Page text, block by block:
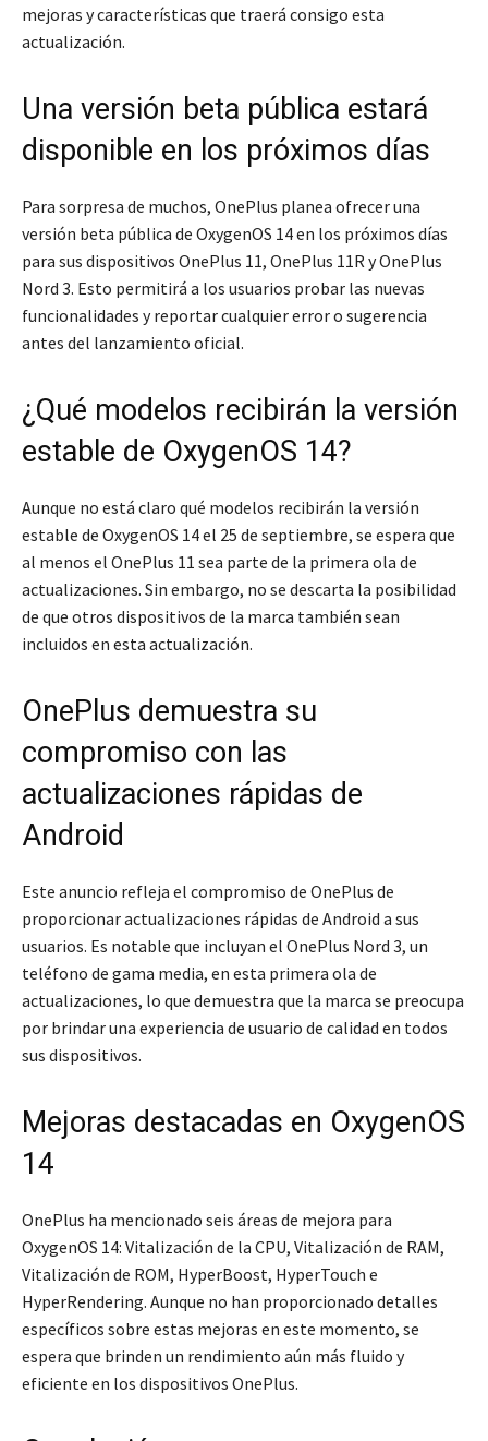
mejoras y características que traerá consigo esta
actualización.
Una versión beta pública estará
disponible en los próximos días
Para sorpresa de muchos, OnePlus planea ofrecer una
versión beta pública de OxygenOS 14 en los próximos días
para sus dispositivos OnePlus 11, OnePlus 11R y OnePlus
Nord 3. Esto permitirá a los usuarios probar las nuevas
funcionalidades y reportar cualquier error o sugerencia
antes del lanzamiento oficial.
¿Qué modelos recibirán la versión
estable de OxygenOS 14?
Aunque no está claro qué modelos recibirán la versión
estable de OxygenOS 14 el 25 de septiembre, se espera que
al menos el OnePlus 11 sea parte de la primera ola de
actualizaciones. Sin embargo, no se descarta la posibilidad
de que otros dispositivos de la marca también sean
incluidos en esta actualización.
OnePlus demuestra su
compromiso con las
actualizaciones rápidas de
Android
Este anuncio refleja el compromiso de OnePlus de
proporcionar actualizaciones rápidas de Android a sus
usuarios. Es notable que incluyan el OnePlus Nord 3, un
teléfono de gama media, en esta primera ola de
actualizaciones, lo que demuestra que la marca se preocupa
por brindar una experiencia de usuario de calidad en todos
sus dispositivos.
Mejoras destacadas en OxygenOS
14
OnePlus ha mencionado seis áreas de mejora para
OxygenOS 14: Vitalización de la CPU, Vitalización de RAM,
Vitalización de ROM, HyperBoost, HyperTouch e
HyperRendering. Aunque no han proporcionado detalles
específicos sobre estas mejoras en este momento, se
espera que brinden un rendimiento aún más fluido y
eficiente en los dispositivos OnePlus.